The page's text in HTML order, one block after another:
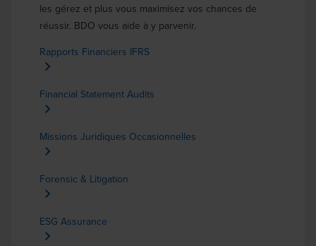
les gérez et plus vous maximisez vos chances de
réussir. BDO vous aide à y parvenir.
Rapports Financiers IFRS
Financial Statement Audits
Missions Juridiques Occasionnelles
Forensic & Litigation
ESG Assurance